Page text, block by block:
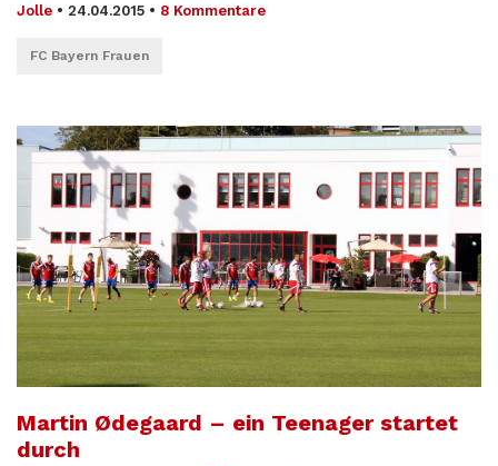
Jolle • 24.04.2015 • 8 Kommentare
FC Bayern Frauen
Martin Ødegaard – ein Teenager startet
durch